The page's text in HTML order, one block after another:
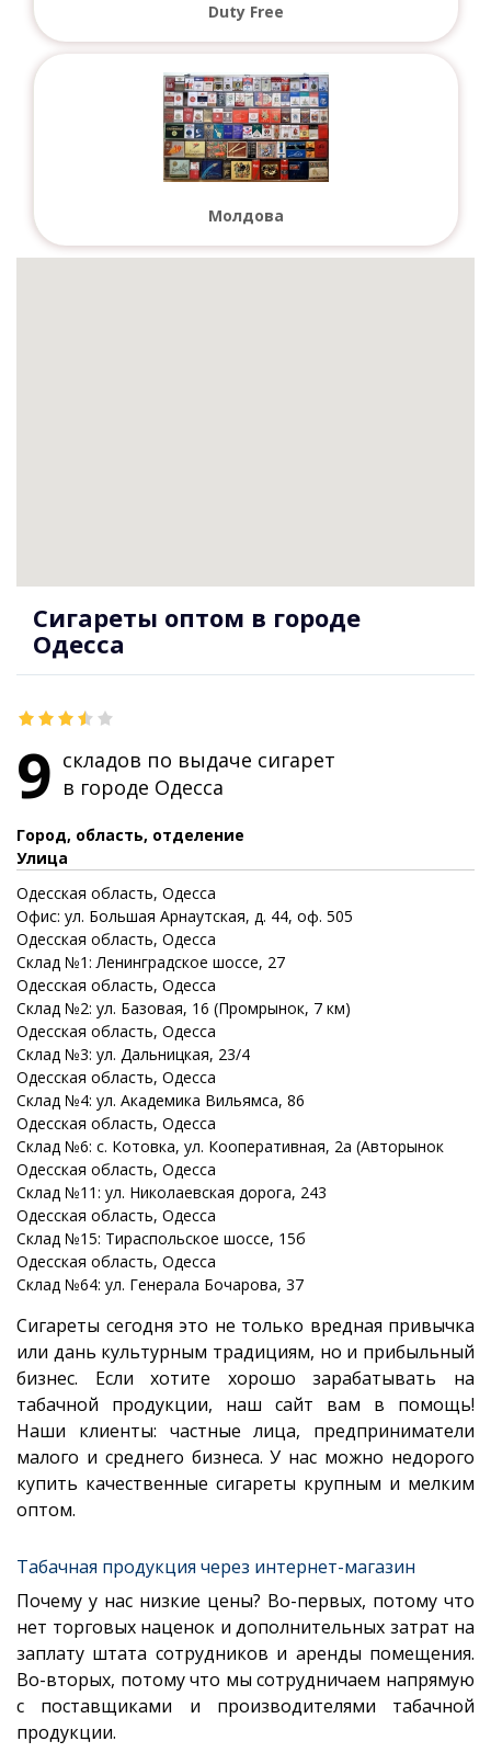
Duty Free
Молдова
Сигареты оптом в городе
Одесса
9 складов по выдаче сигарет
в городе Одесса
Город, область, отделение
Улица
Одесская область, Одесса
Офис: ул. Большая Арнаутская, д. 44, оф. 505
Одесская область, Одесса
Склад №1: Ленинградское шоссе, 27
Одесская область, Одесса
Склад №2: ул. Базовая, 16 (Промрынок, 7 км)
Одесская область, Одесса
Склад №3: ул. Дальницкая, 23/4
Одесская область, Одесса
Склад №4: ул. Академика Вильямса, 86
Одесская область, Одесса
Склад №6: с. Котовка, ул. Кооперативная, 2а (Авторынок
Одесская область, Одесса
Склад №11: ул. Николаевская дорога, 243
Одесская область, Одесса
Склад №15: Тираспольское шоссе, 15б
Одесская область, Одесса
Склад №64: ул. Генерала Бочарова, 37
Сигареты сегодня это не только вредная привычка
или дань культурным традициям, но и прибыльный
бизнес. Если хотите хорошо зарабатывать на
табачной продукции, наш сайт вам в помощь!
Наши клиенты: частные лица, предприниматели
малого и среднего бизнеса. У нас можно недорого
купить качественные сигареты крупным и мелким
оптом.
Табачная продукция через интернет-магазин
Почему у нас низкие цены? Во-первых, потому что
нет торговых наценок и дополнительных затрат на
заплату штата сотрудников и аренды помещения.
Во-вторых, потому что мы сотрудничаем напрямую
с поставщиками и производителями табачной
продукции.